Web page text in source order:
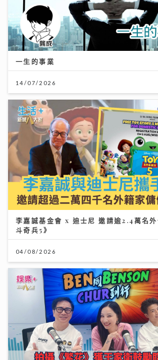
一生的事業
14/07/2026
李嘉誠基金會 x 迪士尼 邀請逾2.4萬名外
斗奇兵5》
04/08/2026